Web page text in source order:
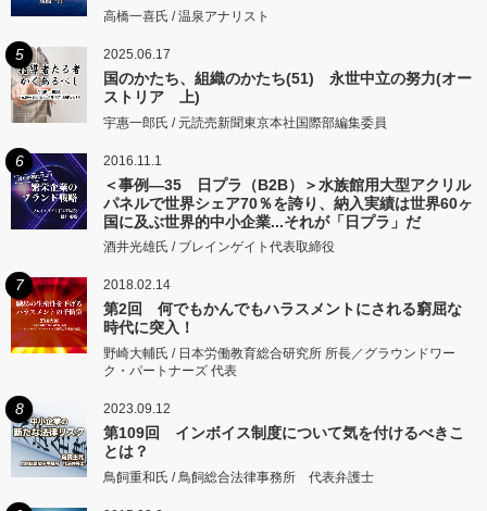
高橋一喜氏 / 温泉アナリスト
5 2025.06.17
国のかたち、組織のかたち(51) 永世中立の努力(オー
ストリア 上)
宇惠一郎氏 / 元読売新聞東京本社国際部編集委員
6 2016.11.1
＜事例―35 日プラ（B2B）＞水族館用大型アクリル
パネルで世界シェア70％を誇り、納入実績は世界60ヶ
国に及ぶ世界的中小企業...それが「日プラ」だ
酒井光雄氏 / ブレインゲイト代表取締役
7 2018.02.14
第2回 何でもかんでもハラスメントにされる窮屈な
時代に突入！
野崎大輔氏 / 日本労働教育総合研究所 所長／グラウンドワー
ク・パートナーズ 代表
8 2023.09.12
第109回 インボイス制度について気を付けるべきこ
とは？
鳥飼重和氏 / 鳥飼総合法律事務所 代表弁護士